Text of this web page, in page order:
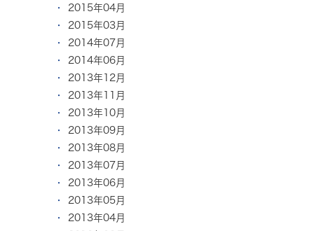
2015年04月
2015年03月
2014年07月
2014年06月
2013年12月
2013年11月
2013年10月
2013年09月
2013年08月
2013年07月
2013年06月
2013年05月
2013年04月